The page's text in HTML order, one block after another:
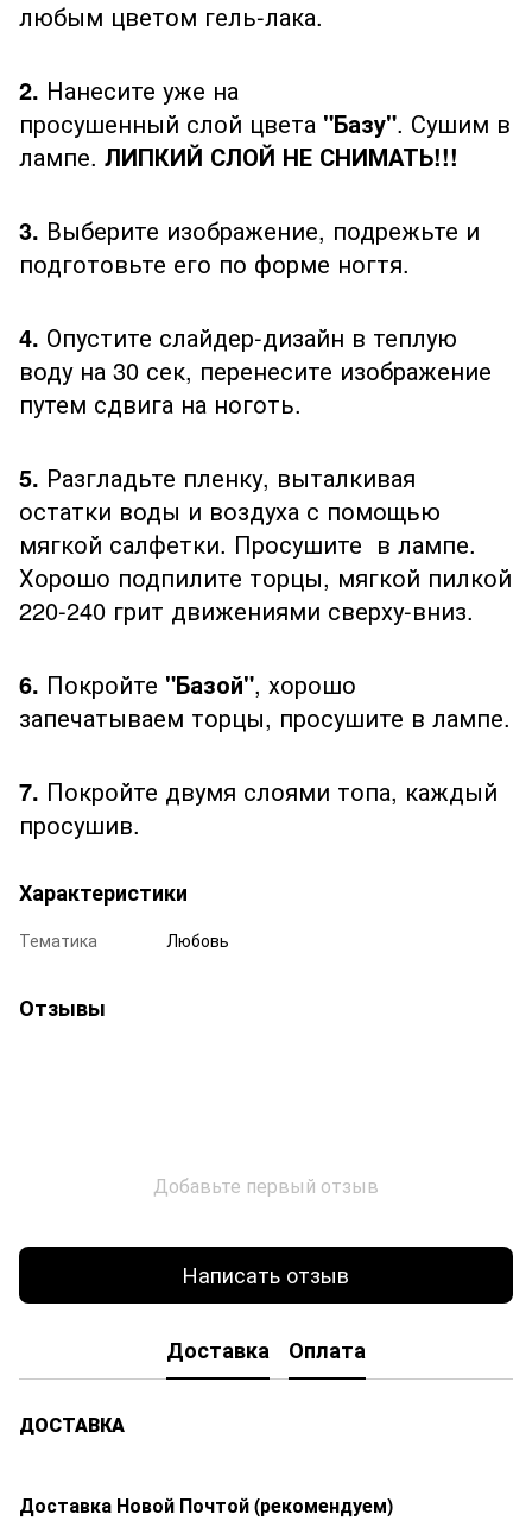
любым цветом гель-лака.
2. Нанесите уже на
просушенный слой цвета "Базу". Сушим в
лампе. ЛИПКИЙ СЛОЙ НЕ СНИМАТЬ!!!
3. Выберите изображение, подрежьте и
подготовьте его по форме ногтя.
4. Опустите слайдер-дизайн в теплую
воду на 30 сек, перенесите изображение
путем сдвига на ноготь.
5. Разгладьте пленку, выталкивая
остатки воды и воздуха с помощью
мягкой салфетки. Просушите в лампе.
Хорошо подпилите торцы, мягкой пилкой
220-240 грит движениями сверху-вниз.
6. Покройте "Базой", хорошо
запечатываем торцы, просушите в лампе.
7. Покройте двумя слоями топа, каждый
просушив.
Характеристики
Тематика Любовь
Отзывы
Добавьте первый отзыв
Написать отзыв
Доставка Оплата
ДОСТАВКА
Доставка Новой Почтой (рекомендуем)